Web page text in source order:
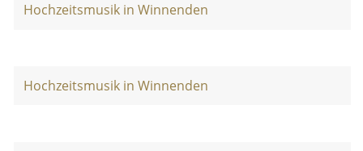
Hochzeitsmusik in Winnenden
Hochzeitsmusik in Winnenden